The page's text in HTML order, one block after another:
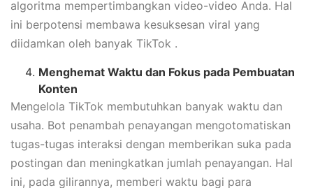
algoritma mempertimbangkan video-video Anda. Hal
ini berpotensi membawa kesuksesan viral yang
diidamkan oleh banyak TikTok .
Menghemat Waktu dan Fokus pada Pembuatan
Konten
Mengelola TikTok membutuhkan banyak waktu dan
usaha. Bot penambah penayangan mengotomatiskan
tugas-tugas interaksi dengan memberikan suka pada
postingan dan meningkatkan jumlah penayangan. Hal
ini, pada gilirannya, memberi waktu bagi para